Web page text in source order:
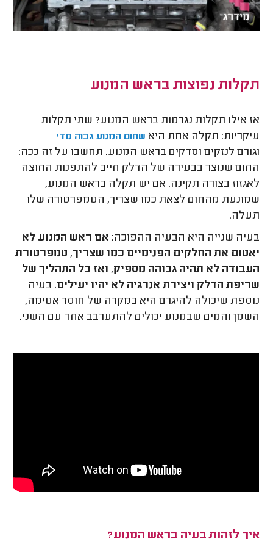
תקלות נפוצות בראש המנוע
אז אילו תקלות נגרמות בראש המנוע? שתי תקלות
עיקריות: תקלה אחת היא שחום המנוע גבוה מדי
וגורם לנזקים וסדקים בראש המנוע. תחשבו על זה ככה:
החום שנוצר בבעירה של הדלק חייב להתפנות החוצה
לאגזוז בצורה תקינה. אם יש תקלה בראש המנוע,
שמונעת מהחום לצאת כמו שצריך, הטמפרטורה שלו
תעלה.
בעיה שנייה היא הבעיה ההפוכה: אם ראש המנוע לא
יאטום את החלקים הפנימיים כמו שצריך, טמפרטורת
העבודה לא תהיה גבוהה מספיק, ואז כל התהליך של
שריפת הדלק ויצירת אנרגיה לא יהיו יעילים. בעיה
נוספת שיכולה להיגרם היא במקרה של חוסר אטימה,
השמן והמים שבמנוע יכולים להתערבב אחד עם השני.
איך לזהות בעיה בראש המנוע?